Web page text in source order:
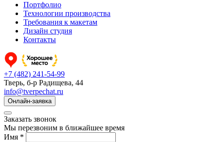
Портфолио
Технологии производства
Требования к макетам
Дизайн студия
Контакты
+7 (482) 241-54-99
Тверь, б-р Радищева, 44
info@tverpechat.ru
Онлайн-заявка
Заказать звонок
Мы перезвоним в ближайшее время
Имя *